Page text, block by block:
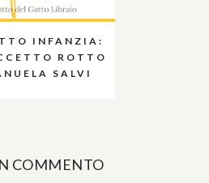
INFANZIA:
ROTTO
SALVI
COMMENTO